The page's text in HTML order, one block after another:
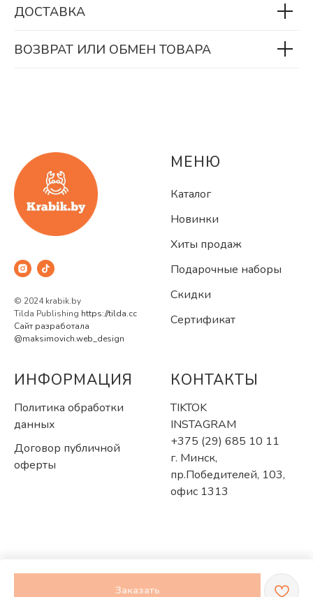
Заказать
ДОСТАВКА
ВОЗВРАТ ИЛИ ОБМЕН ТОВАРА
© 2024 krabik.by
Tilda Publishing https://tilda.cc
Сайт разработала
@maksimovich.web_design
МЕНЮ
Каталог
Новинки
Хиты продаж
Подарочные наборы
Скидки
Сертификат
ИНФОРМАЦИЯ
Политика обработки
данных
Договор публичной
оферты
КОНТАКТЫ
TIKTOK
INSTAGRAM
+375 (29) 685 10 11
г. Минск,
пр.Победителей, 103,
офис 1313